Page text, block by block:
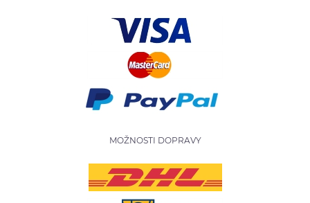
MOŽNOSTI DOPRAVY